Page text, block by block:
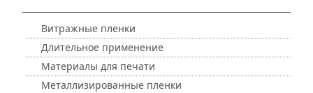
Витражные пленки
Длительное применение
Материалы для печати
Металлизированные пленки